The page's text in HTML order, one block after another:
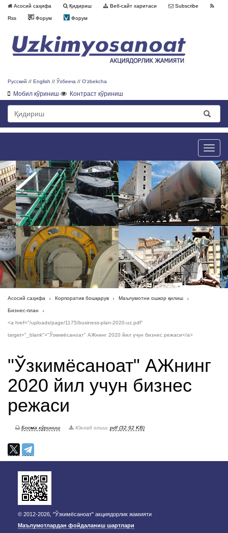
Асосий саҳифа Қидириш Веб-сайт харитаси Subscribe
Rss Форум Форум
Русский // English // Ўзбекча // O'zbekcha
Мобил кўриниш Контраст кўриниш
Toggle
Асосий саҳифа Корпоратив бошқарув Маълумотни ошкор қилиш
Бизнес-план
<a href="/uploads/page/1175/business-plan-2020-uz.pdf"
target="_blank">"Ўзкимёсаноат" АЖнинг 2020 йил учун бизнес режаси</a>
"Ўзкимёсаноат" АЖнинг
2020 йил учун бизнес
режаси
Босма кўриниш Юклаб олиш: pdf (32.92 KB)
© 2012-2026, "Ўзкимёсаноат" акциядорлик жамияти
Маълумотлардан фойдаланиш шартлари